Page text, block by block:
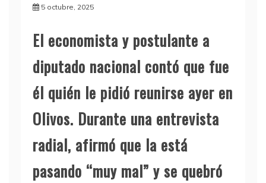
5 octubre, 2025
El economista y postulante a
diputado nacional contó que fue
él quién le pidió reunirse ayer en
Olivos. Durante una entrevista
radial, afirmó que la está
pasando “muy mal” y se quebró